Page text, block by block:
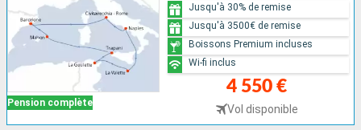
Pension complète
4 550 €
Vol disponible
Jusqu'à 30% de remise
Jusqu'à 3500€ de remise
Boissons Premium incluses
Wi-fi inclus